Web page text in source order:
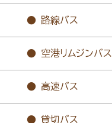
路線バス
空港リムジンバス
高速バス
貸切バス